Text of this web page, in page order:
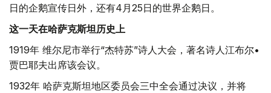
日的企鹅宣传日外，还有4月25日的世界企鹅日。
这一天在哈萨克斯坦历史上
1919年 维尔尼市举行“杰特苏”诗人大会，著名诗人江布尔•
贾巴耶夫出席该会议。
1932年 哈萨克斯坦地区委员会三中全会通过决议，并将